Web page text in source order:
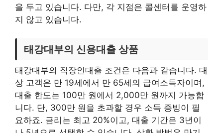
을 두고 있습니다. 다만, 각 지점은 콜센터를 운영하
지 않고 있습니다.
태강대부의 신용대출 상품
태강대부의 직장인대출 조건은 다음과 같습니다. 대
상 고객은 만 19세에서 만 65세의 급여소득자이며,
대출 한도는 100만 원에서 2,000만 원까지 가능합
니다. 단, 300만 원을 초과할 경우 소득 증빙이 필
요하죠. 금리는 최고 20%이고, 대출 기간은 3년이